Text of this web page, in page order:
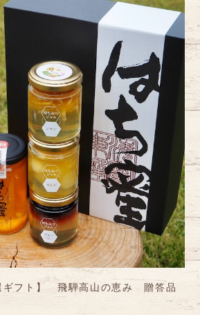
ギフト】 飛騨高山の恵み 贈答品